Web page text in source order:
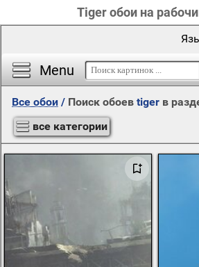
Tiger обои на
Menu
Все обои / Поиск обоев tiger в
все категории